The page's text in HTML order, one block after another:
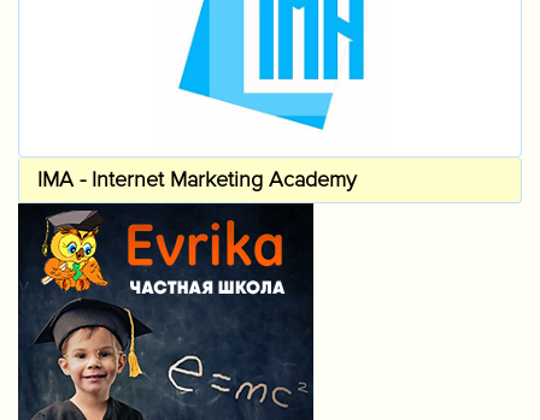
IMA - Internet Marketing Academy